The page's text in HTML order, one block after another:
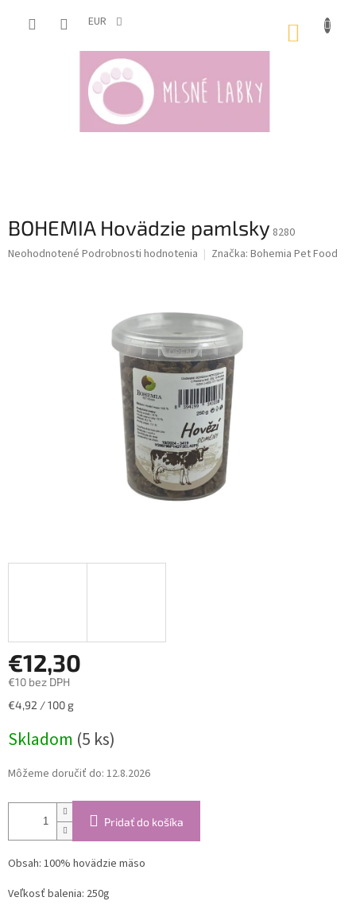
EUR
BOHEMIA Hovädzie pamlsky 8280
Priemerné
Neohodnotené Podrobnosti hodnotenia Značka: Bohemia Pet Food
€12,30
€10 bez DPH
Jednotková
€4,92 / 100 g
Skladom (5 ks)
Môžeme doručiť do: 12.8.2026
Pridať do košíka
Obsah: 100% hovädzie mäso
Veľkosť balenia: 250g